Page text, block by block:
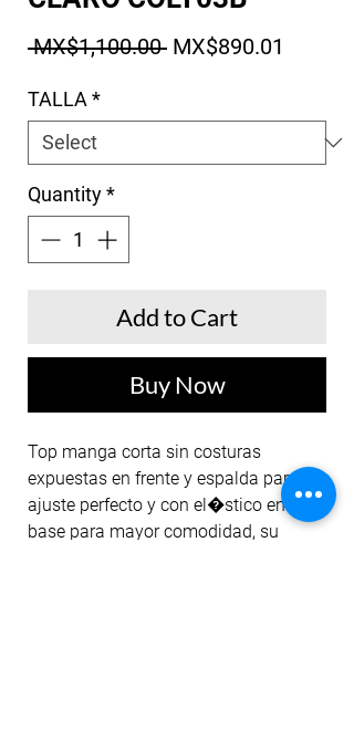
MX$1,100.00 Regular Price
MX$890.01
TALLA *
Quantity*
Add to Cart
Buy Now
Top manga corta sin costuras
expuestas en frente y espalda para un
ajuste perfecto y con el�stico en
base para mayor comodidad, su